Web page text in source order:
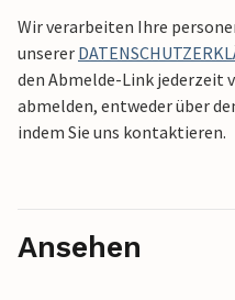
Wir verarbeiten Ihre
unserer
den Abmelde-Link jederzeit
abmelden, entweder über
indem Sie uns kontaktieren.
Ansehen